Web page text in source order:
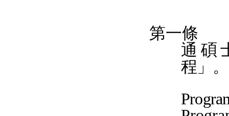
第一條
通碩
程 」。